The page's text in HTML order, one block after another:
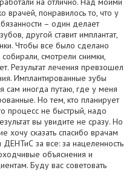
врачей, понравилось то, что у
– один делает
другой ставит имплантат,
Чтобы все было сделано
смотрели снимки,
Результат лечения превзошел
Имплантированные зубы
сам иногда путаю, где у меня
Но тем, кто планирует
процесс не быстрый, надо
вы увидите не сразу. Но
хочу сказать спасибо врачам
ДЕНТиС за все: за нацеленность
объяснения и
Буду вас советовать